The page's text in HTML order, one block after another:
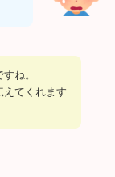
ね。
えてくれます